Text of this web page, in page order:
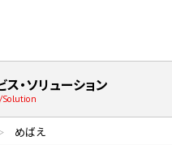
ス・ソリューション
Solution
めばえ